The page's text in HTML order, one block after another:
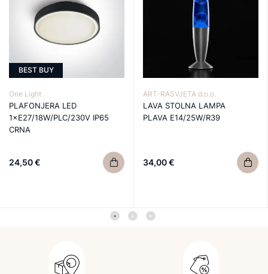
BEST BUY
One Light
PLAFONJERA LED
1×E27/18W/PLC/230V IP65
CRNA
24,50 €
ART-RASVJETA d.o.o.
LAVA STOLNA LAMPA
PLAVA E14/25W/R39
34,00 €